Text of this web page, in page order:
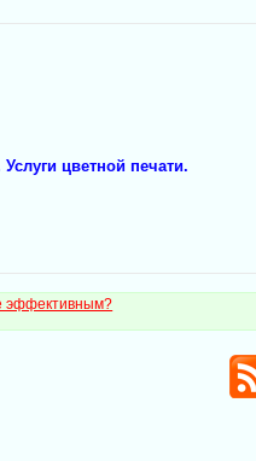
цветной печати.
эффективным?